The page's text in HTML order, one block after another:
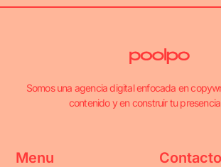
Somos una agencia digital enfocada en
contenido y en construir tu
Menu Contacto